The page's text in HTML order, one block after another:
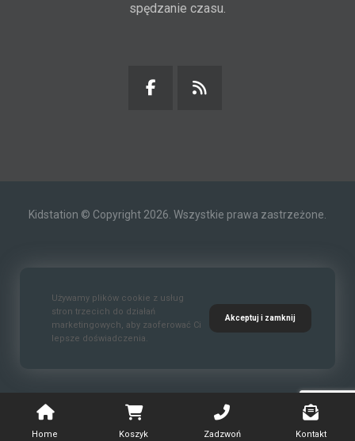
spędzanie czasu.
Kidstation © Copyright 2026. Wszystkie prawa zastrzeżone.
Home Koszyk Zadzwoń Kontakt
Używamy plików cookie z usług
stron trzecich do działań
marketingowych, aby zaoferować Ci
lepsze doświadczenia.
Akceptuj i zamknij